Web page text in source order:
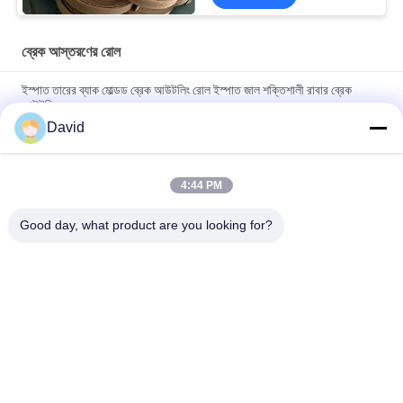
ব্রেক আস্তরণের রোল
ইস্পাত তারের ব্যাক মোল্ডড ব্রেক আউটলিং রোল ইস্পাত জাল শক্তিশালী রাবার ব্রেক
আউটলিং
High Temperature Range -40C To 300C Brake Lining Roll with
ISO9001 Certification and 2mm Thickness
Automotive Brake System Friction Roll 100mm Width for
David
4:44 PM
Good day, what product are you looking for?